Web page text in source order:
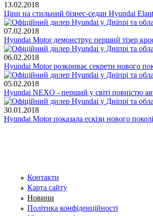
13.02.2018
Ціни на стильний бізнес-седан Hyundai
07.02.2018
Hyundai Motor демонструє перший тізер
06.02.2018
Hyundai Motor розкриває секрети нового
05.02.2018
Hyundai NEXO - перший у світі повністю
30.01.2018
Hyundai Motor показала ескізи нового
Контакти
Карта сайту
Новини
Політика конфіденційності